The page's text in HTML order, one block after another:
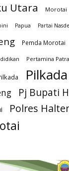
Utara Morotai
Papua Partai
Pemda Morotai
Pertamina
Pj Bupati
Polres